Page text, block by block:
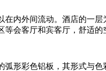
内外间流动。酒店的一
会客厅和宾客厅，舒适
形彩色铝板，其形式与